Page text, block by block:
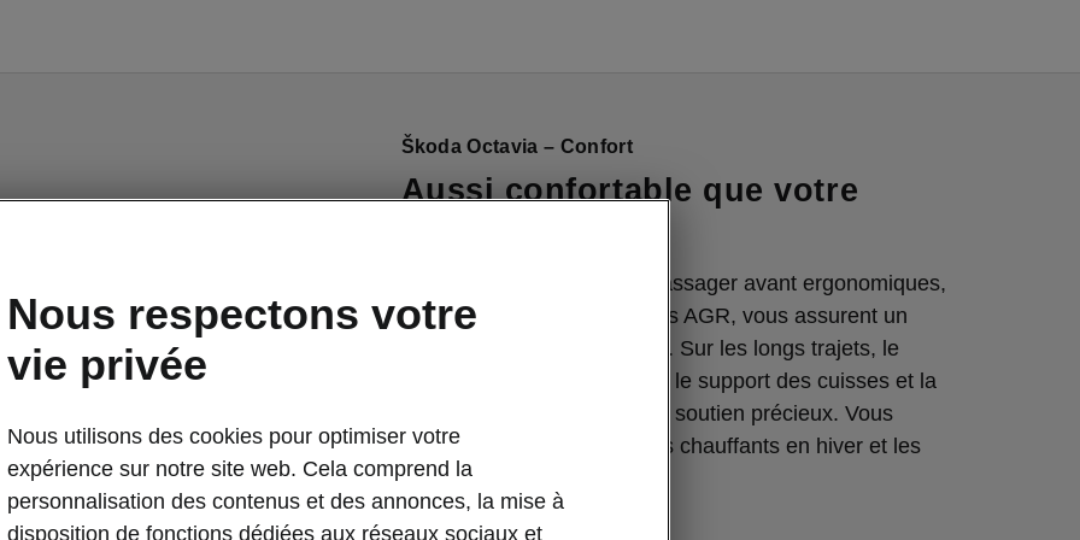
Škoda Octavia – Confort
Aussi confortable que votre
Les sièges conducteur et passager avant ergonomiques,
à réglage électrique, certifiés AGR, vous assurent un
voyage toujours confortable. Sur les longs trajets, le
support lombaire électrique, le support des cuisses et la
fonction massage offrent un soutien précieux. Vous
apprécierez aussi les sièges chauffants en hiver et les
sièges ventilés en été.
Nous respectons votre
vie privée
Nous utilisons des cookies pour optimiser votre
expérience sur notre site web. Cela comprend la
personnalisation des contenus et des annonces, la mise à
disposition de fonctions dédiées aux réseaux sociaux et